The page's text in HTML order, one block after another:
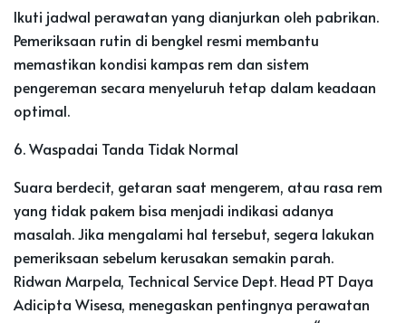
Ikuti jadwal perawatan yang dianjurkan oleh pabrikan.
Pemeriksaan rutin di bengkel resmi membantu
memastikan kondisi kampas rem dan sistem
pengereman secara menyeluruh tetap dalam keadaan
optimal.
6. Waspadai Tanda Tidak Normal
Suara berdecit, getaran saat mengerem, atau rasa rem
yang tidak pakem bisa menjadi indikasi adanya
masalah. Jika mengalami hal tersebut, segera lakukan
pemeriksaan sebelum kerusakan semakin parah.
Ridwan Marpela, Technical Service Dept. Head PT Daya
Adicipta Wisesa, menegaskan pentingnya perawatan